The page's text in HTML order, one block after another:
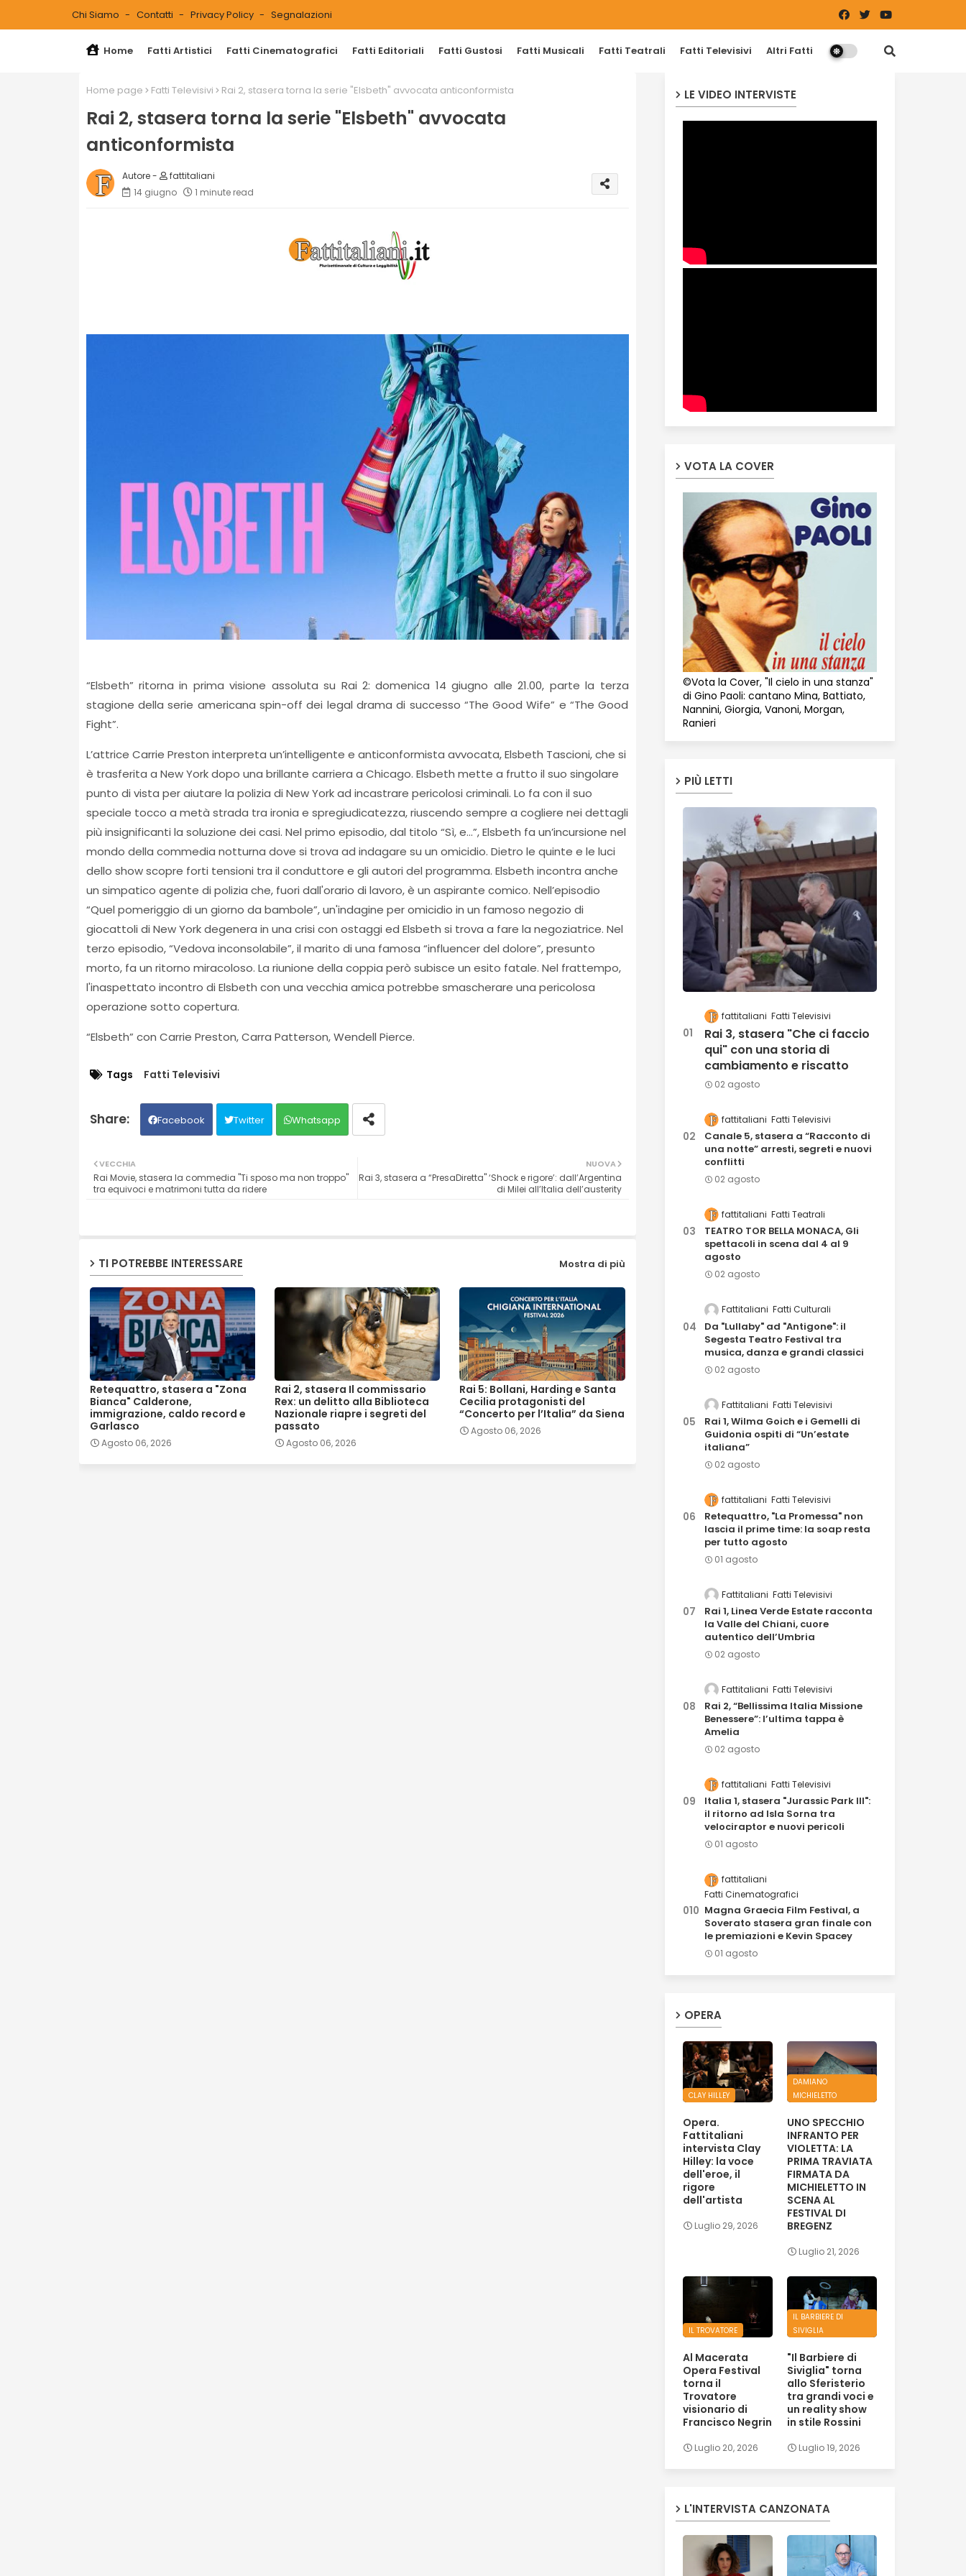
Chi Siamo Contatti Privacy Policy Segnalazioni
Home Fatti Artistici Fatti Cinematografici Fatti Editoriali Fatti Gustosi Fatti Musicali Fatti Teatrali Fatti Televisivi Altri Fatti
Home page Fatti Televisivi Rai 2, stasera torna la serie "Elsbeth" avvocata anticonformista
Rai 2, stasera torna la serie "Elsbeth" avvocata
anticonformista
fattitaliani
14 giugno
1 minute read
“Elsbeth” ritorna in prima visione assoluta su Rai 2: domenica 14 giugno alle 21.00, parte la terza
stagione della serie americana spin-off dei legal drama di successo “The Good Wife” e “The Good
Fight”.
L’attrice Carrie Preston interpreta un’intelligente e anticonformista avvocata, Elsbeth Tascioni, che si
è trasferita a New York dopo una brillante carriera a Chicago. Elsbeth mette a frutto il suo singolare
punto di vista per aiutare la polizia di New York ad incastrare pericolosi criminali. Lo fa con il suo
speciale tocco a metà strada tra ironia e spregiudicatezza, riuscendo sempre a cogliere nei dettagli
più insignificanti la soluzione dei casi. Nel primo episodio, dal titolo “Sì, e…”, Elsbeth fa un’incursione nel
mondo della commedia notturna dove si trova ad indagare su un omicidio. Dietro le quinte e le luci
dello show scopre forti tensioni tra il conduttore e gli autori del programma. Elsbeth incontra anche
un simpatico agente di polizia che, fuori dall'orario di lavoro, è un aspirante comico. Nell’episodio
“Quel pomeriggio di un giorno da bambole”, un'indagine per omicidio in un famoso negozio di
giocattoli di New York degenera in una crisi con ostaggi ed Elsbeth si trova a fare la negoziatrice. Nel
terzo episodio, “Vedova inconsolabile”, il marito di una famosa “influencer del dolore”, presunto
morto, fa un ritorno miracoloso. La riunione della coppia però subisce un esito fatale. Nel frattempo,
l'inaspettato incontro di Elsbeth con una vecchia amica potrebbe smascherare una pericolosa
operazione sotto copertura.
“Elsbeth” con Carrie Preston, Carra Patterson, Wendell Pierce.
Tags Fatti Televisivi
Facebook Twitter Whatsapp
NUOVA
Rai 3, stasera a “PresaDiretta" ‘Shock e rigore’: dall’Argentina
di Milei all’Italia dell’austerity
VECCHIA
Rai Movie, stasera la commedia "Ti sposo ma non troppo"
tra equivoci e matrimoni tutta da ridere
TI POTREBBE INTERESSARE Mostra di più
Retequattro, stasera a "Zona
Bianca" Calderone,
immigrazione, caldo record e
Garlasco
Agosto 06, 2026
Rai 2, stasera Il commissario
Rex: un delitto alla Biblioteca
Nazionale riapre i segreti del
passato
Agosto 06, 2026
Rai 5: Bollani, Harding e Santa
Cecilia protagonisti del
“Concerto per l’Italia” da Siena
Agosto 06, 2026
LE VIDEO INTERVISTE
VOTA LA COVER
©Vota la Cover, "Il cielo in una stanza"
di Gino Paoli: cantano Mina, Battiato,
Nannini, Giorgia, Vanoni, Morgan,
Ranieri
PIÙ LETTI
fattitaliani Fatti Televisivi
Rai 3, stasera "Che ci faccio
qui" con una storia di
cambiamento e riscatto
02 agosto
fattitaliani Fatti Televisivi
Canale 5, stasera a “Racconto di
una notte” arresti, segreti e nuovi
conflitti
02 agosto
fattitaliani Fatti Teatrali
TEATRO TOR BELLA MONACA, Gli
spettacoli in scena dal 4 al 9
agosto
02 agosto
Fattitaliani Fatti Culturali
Da "Lullaby" ad "Antigone": il
Segesta Teatro Festival tra
musica, danza e grandi classici
02 agosto
Fattitaliani Fatti Televisivi
Rai 1, Wilma Goich e i Gemelli di
Guidonia ospiti di “Un’estate
italiana”
02 agosto
fattitaliani Fatti Televisivi
Retequattro, "La Promessa" non
lascia il prime time: la soap resta
per tutto agosto
01 agosto
Fattitaliani Fatti Televisivi
Rai 1, Linea Verde Estate racconta
la Valle del Chiani, cuore
autentico dell’Umbria
02 agosto
Fattitaliani Fatti Televisivi
Rai 2, “Bellissima Italia Missione
Benessere”: l’ultima tappa è
Amelia
02 agosto
fattitaliani Fatti Televisivi
Italia 1, stasera "Jurassic Park III":
il ritorno ad Isla Sorna tra
velociraptor e nuovi pericoli
01 agosto
fattitaliani
Fatti Cinematografici
Magna Graecia Film Festival, a
Soverato stasera gran finale con
le premiazioni e Kevin Spacey
01 agosto
OPERA
CLAY HILLEY
Opera.
Fattitaliani
intervista Clay
Hilley: la voce
dell'eroe, il
rigore
dell'artista
Luglio 29, 2026
DAMIANO
MICHIELETTO
UNO SPECCHIO
INFRANTO PER
VIOLETTA: LA
PRIMA TRAVIATA
FIRMATA DA
MICHIELETTO IN
SCENA AL
FESTIVAL DI
BREGENZ
Luglio 21, 2026
IL TROVATORE
Al Macerata
Opera Festival
torna il
Trovatore
visionario di
Francisco Negrin
Luglio 20, 2026
IL BARBIERE DI
SIVIGLIA
"Il Barbiere di
Siviglia" torna
allo Sferisterio
tra grandi voci e
un reality show
in stile Rossini
Luglio 19, 2026
L'INTERVISTA CANZONATA